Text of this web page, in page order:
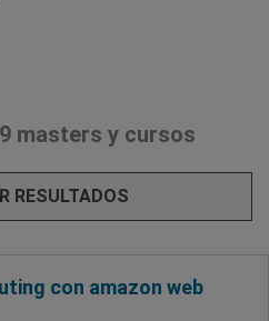
masters y cursos
RESULTADOS
con amazon web